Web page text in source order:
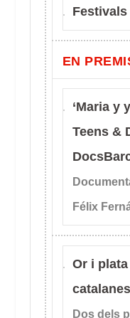
Festivals
EN
‘Maria y
Teens &
Félix
Or i
Dos dels